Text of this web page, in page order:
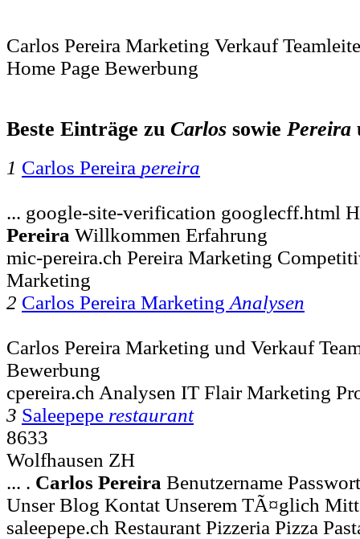
Carlos Pereira Marketing Verkauf
Home Page Bewerbung
Beste Einträge zu Carlos sowie Pereira
1 Carlos Pereira pereira
... google-site-verification googlecff.html
Pereira Willkommen Erfahrung
mic-pereira.ch Pereira Marketing
Marketing
2 Carlos Pereira Marketing Analysen
Carlos Pereira Marketing und Verkauf
Bewerbung
cpereira.ch Analysen IT Flair Marketing
3 Saleepepe restaurant
8633
Wolfhausen ZH
... . Carlos Pereira Benutzername
Unser Blog Kontat Unserem TÃ¤glich
saleepepe.ch Restaurant Pizzeria Pizza